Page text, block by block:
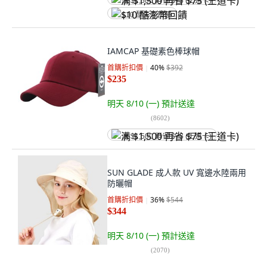
$10 酷澎幣回饋
IAMCAP 基礎素色棒球帽
首購折扣價 40%$392
$235
明天 8/10 (一) 預計送達
(8602)
满 $1,500 再省 $75 (王道卡)
SUN GLADE 成人款 UV 寬邊水陸兩用
防曬帽
首購折扣價 36%$544
$344
明天 8/10 (一) 預計送達
(2070)